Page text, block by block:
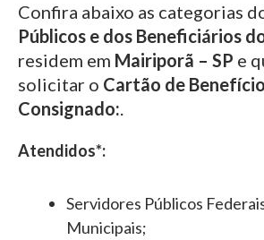
Confira abaixo as categorias
Públicos e dos Beneficiários
residem em Mairiporã – SP e
solicitar o Cartão de Benefício
Consignado:.
Atendidos*:
Servidores Públicos
Municipais;